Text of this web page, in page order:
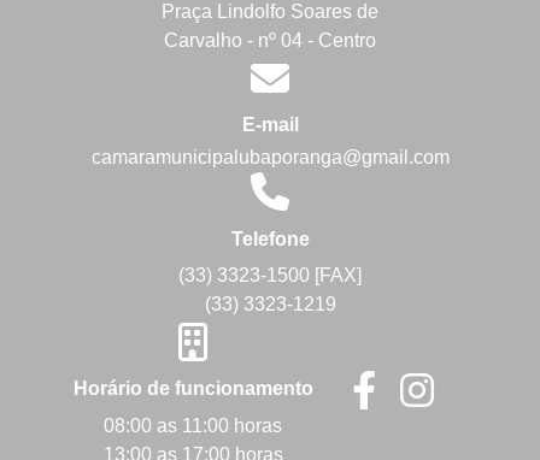
Praça Lindolfo Soares de
Carvalho - nº 04 - Centro
E-mail
camaramunicipalubaporanga@gmail.com
Telefone
(33) 3323-1500 [FAX]
(33) 3323-1219
Horário de funcionamento
08:00 as 11:00 horas
13:00 as 17:00 horas